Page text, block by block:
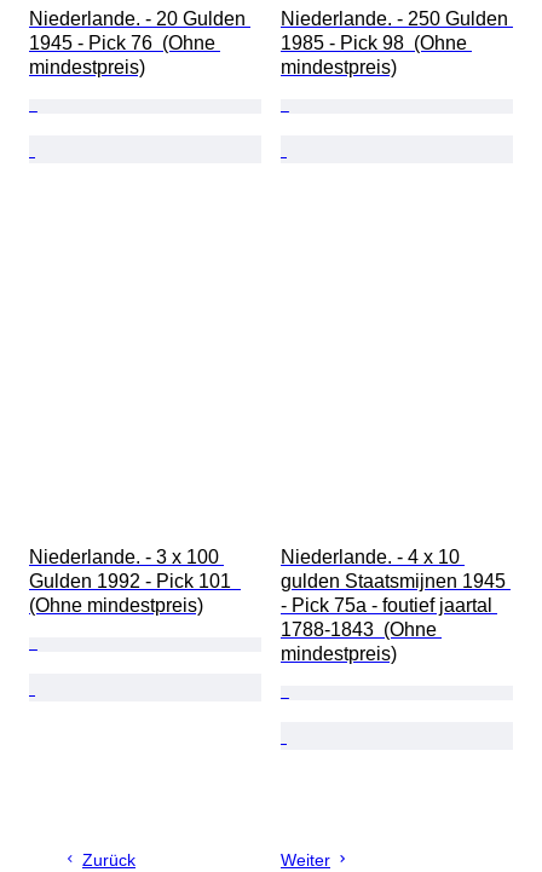
Niederlande. - 20 Gulden
1945 - Pick 76  (Ohne
mindestpreis)
Niederlande. - 250 Gulden
1985 - Pick 98  (Ohne
mindestpreis)
Niederlande. - 3 x 100
Gulden 1992 - Pick 101
(Ohne mindestpreis)
Niederlande. - 4 x 10
gulden Staatsmijnen 1945
- Pick 75a - foutief jaartal
1788-1843  (Ohne
mindestpreis)
Zurück Weiter